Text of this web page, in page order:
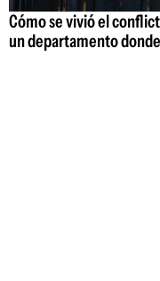
Cómo se vivió el
un departamento